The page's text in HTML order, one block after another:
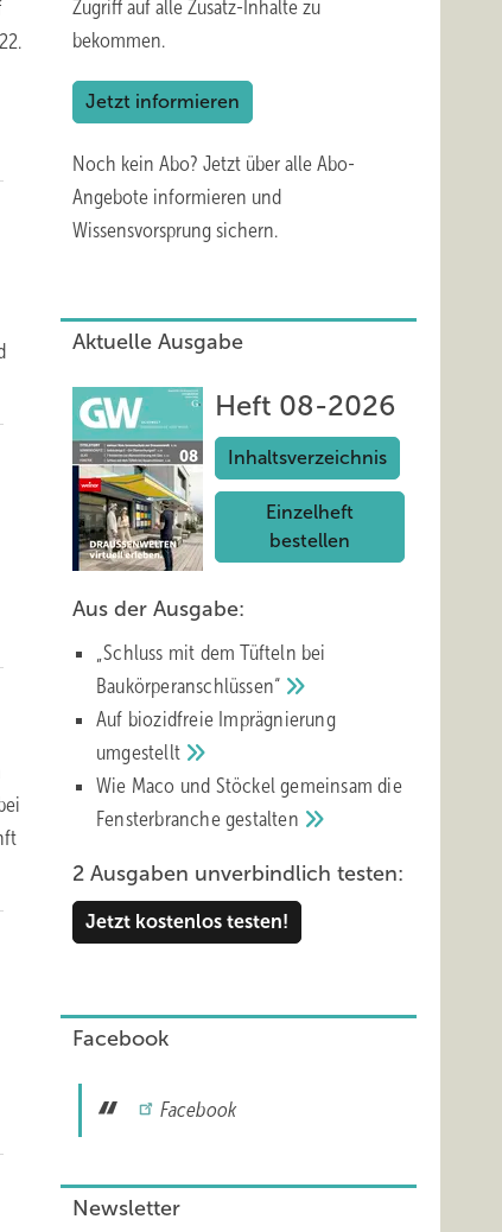
Zugriff auf alle Zusatz-Inhalte zu
bekommen.
Jetzt informieren
Noch kein Abo? Jetzt über alle Abo-
Angebote informieren und
Wissensvorsprung sichern.
Aktuelle Ausgabe
Heft 08-2026
Inhaltsverzeichnis
Einzelheft
bestellen
Aus der Ausgabe:
„Schluss mit d em Tüfteln bei
Baukörperanschlüssen“
Auf biozidfreie Imprägnierung
umgestellt
Wie Maco und Stöckel gemeinsam die
Fensterbranche gestalten
2 Ausgaben unverbindlich testen:
Jetzt kostenlos testen!
Facebook
Facebook
Newsletter